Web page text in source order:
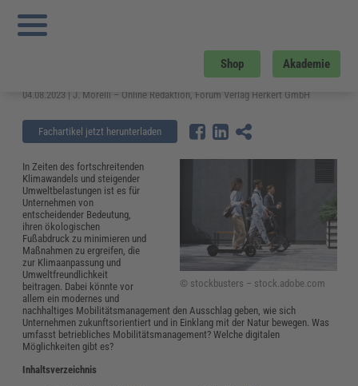
Shop Akademie
Sie sind hier:
Mobilitätsmanagement als Schlüssel zur Klimaanpassung
Betriebliches Mobilitätsmanagement
als Schlüssel zur Klimaanpassung
04.08.2023 | J. Morelli – Online Redaktion, Forum Verlag Herkert GmbH
Fachartikel jetzt herunterladen
© stockbusters – stock.adobe.com
In Zeiten des fortschreitenden
Klimawandels und steigender
Umweltbelastungen ist es für
Unternehmen von
entscheidender Bedeutung,
ihren ökologischen
Fußabdruck zu minimieren und
Maßnahmen zu ergreifen, die
zur Klimaanpassung und
Umweltfreundlichkeit
beitragen. Dabei könnte vor
allem ein modernes und
nachhaltiges Mobilitätsmanagement den Ausschlag geben, wie sich
Unternehmen zukunftsorientiert und in Einklang mit der Natur bewegen. Was
umfasst betriebliches Mobilitätsmanagement? Welche digitalen
Möglichkeiten gibt es?
Inhaltsverzeichnis